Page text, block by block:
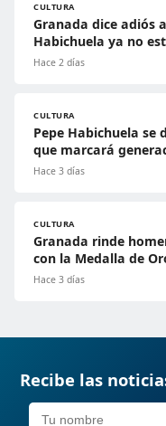
CULTURA
Granada dice adiós
Habichuela ya no
Hace 2 días
CULTURA
Pepe Habichuela se
que marcará
Hace 3 días
CULTURA
Granada rinde
con la Medalla de
Hace 3 días
Recibe las